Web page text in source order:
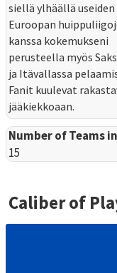
siellä ylhäällä useiden
Euroopan
kanssa kokemukseni
perusteella myös
ja Itävallassa
Fanit kuulevat
jääkiekkoaan.
Number of Teams
15
Caliber of